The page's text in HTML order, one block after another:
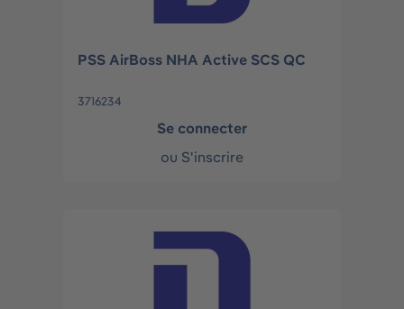
PSS AirBoss NHA Active SCS QC
3716234
Se connecter
ou S'inscrire